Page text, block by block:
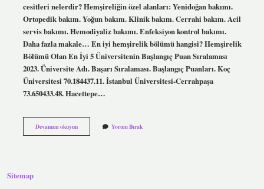
cesitleri nelerdir? Hemşireliğin özel alanları: Yenidoğan bakımı.
Ortopedik bakım. Yoğun bakım. Klinik bakım. Cerrahi bakım. Acil
servis bakımı. Hemodiyaliz bakımı. Enfeksiyon kontrol bakımı.
Daha fazla makale… En iyi hemşirelik bölümü hangisi? Hemşirelik
Bölümü Olan En İyi 5 Üniversitenin Başlangıç ​​Puan Sıralaması
2023. Üniversite Adı. Başarı Sıralaması. Başlangıç ​​Puanları. Koç
Üniversitesi 70.184437.11. İstanbul Üniversitesi-Cerrahpaşa
73.650433.48. Hacettepe…
Devamını okuyunNe
Tür
Yorum Bırak
Sitemap